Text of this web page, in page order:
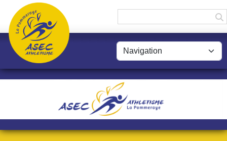
Panneau de gestion des cookies